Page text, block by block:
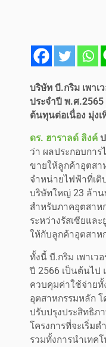
บริษัท บี.กริม เพาเ
ประจำปี พ.ศ
ต้นทุนต่อเนื่อง มุ่ง
ดร. ฮาราลด์ ลิงค์
ว่า ผลประกอบกา
ขายให้ลูกค้าอุตสา
จำหน่ายไฟฟ้าที่เติ
บริษัทใหญ่ 23 ล้าน
สำหรับภาคอุตสาห
ระหว่างรัสเซียแล
ให้กับลูกค้าอุตสาห
ทั้งนี้ บี.กริม เพาเว
ปี 2566 เป็นต้นไป
ควบคุมค่าใช้จ่ายทั้
อุตสาหกรรมหลัก
ปรับปรุงประสิทธิภ
โครงการที่จะเริ่ม
รวมทั้งการนำเทค